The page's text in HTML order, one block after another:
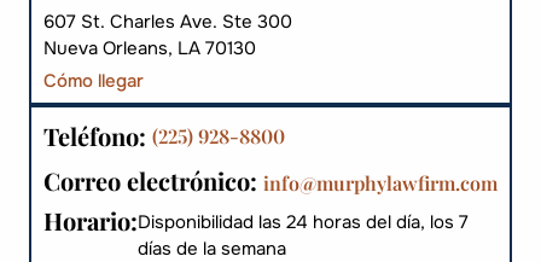
607 St. Charles Ave. Ste 300
Nueva Orleans, LA 70130
Cómo llegar
Teléfono: (225) 928-8800
Correo electrónico: info@murphylawfirm.com
Horario:Disponibilidad las 24 horas del día, los 7
días de la semana